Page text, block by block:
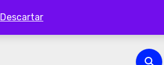
Descartar